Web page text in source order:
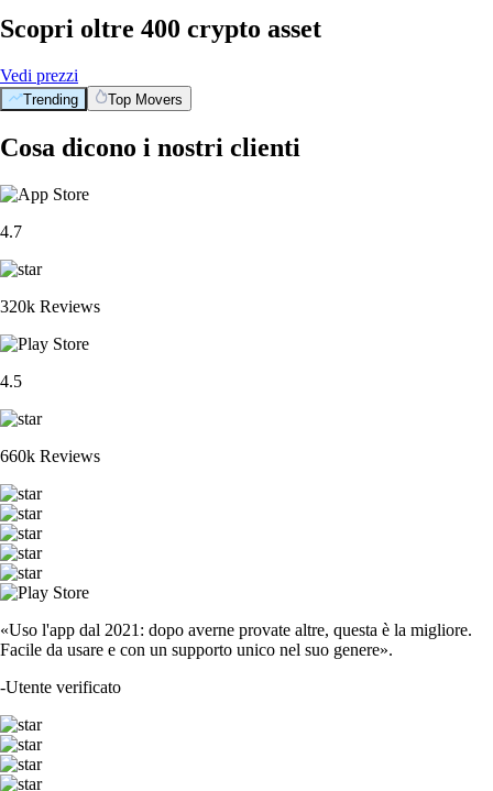
Scopri oltre 400 crypto asset
Vedi prezzi
Trending Top Movers
Cosa dicono i nostri clienti
4.7
320k Reviews
4.5
660k Reviews
«Uso l'app dal 2021: dopo averne provate altre, questa è la migliore.
Facile da usare e con un supporto unico nel suo genere».
-Utente verificato